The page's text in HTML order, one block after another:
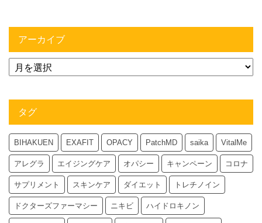
アーカイブ
タグ
BIHAKUEN EXAFIT OPACY PatchMD saika VitalMe
アレグラ エイジングケア オパシー キャンペーン コロナ
サプリメント スキンケア ダイエット トレチノイン
ドクターズファーマシー ニキビ ハイドロキノン